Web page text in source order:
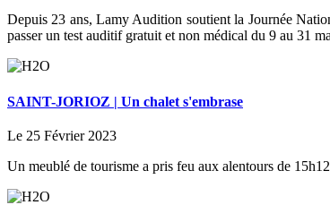
Depuis 23 ans, Lamy Audition soutient la Journée
passer un test auditif gratuit et non médical du 9 au 31
SAINT-JORIOZ | Un chalet s'embrase
Le 25 Février 2023
Un meublé de tourisme a pris feu aux alentours de